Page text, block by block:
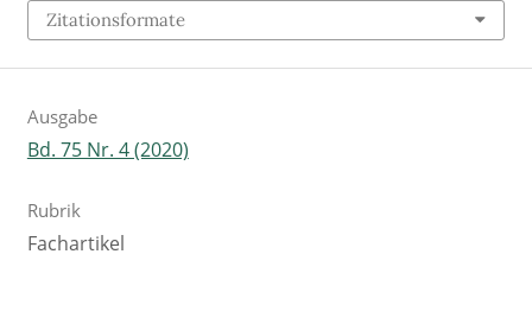
Zitationsformate
Ausgabe
Bd. 75 Nr. 4 (2020)
Rubrik
Fachartikel